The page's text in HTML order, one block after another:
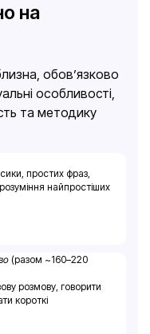
на
обов’язково
особливості,
та методику
простих фраз,
найпростіших
(разом ~160–220
розмову, говорити
короткі